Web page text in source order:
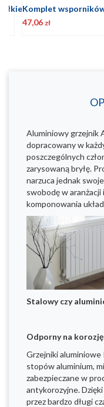
Komplet wsporników - wieszaków do grzejnika aluminiowego
52,82zł
Aluminiowy grzejnik
dopracowany w
poszczególnych
zarysowaną bryłę.
narzuca jednak
swobodę w
komponowania
Stalowy czy
Odporny na
Grzejniki aluminiowe
stopów aluminium,
zabezpieczane w
antykorozyjne.
przez bardzo długi